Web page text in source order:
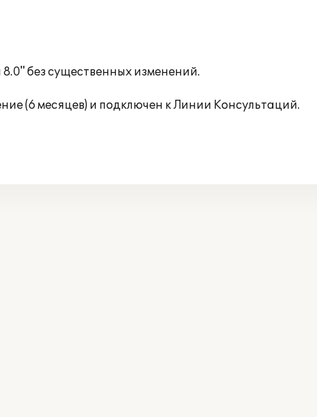
без существенных изменений.
(6 месяцев) и подключен к Линии Консультаций.